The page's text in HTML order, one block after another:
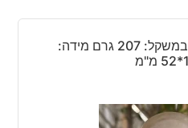
גולגולת סמוקי קוורץ במשקל: 207 גרם מידה: